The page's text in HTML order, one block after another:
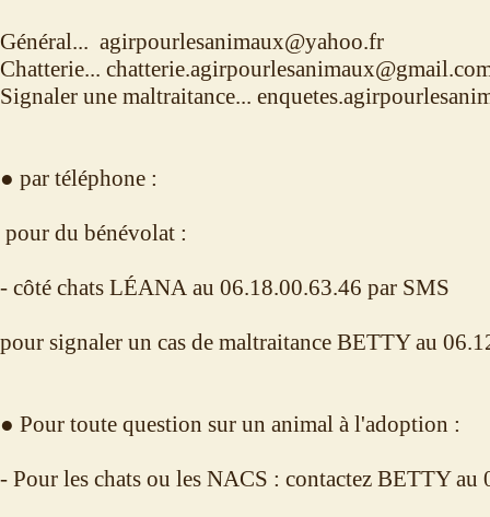
Général... agirpourlesanimaux@yahoo.fr
Chatterie...
Signaler une maltraitance...
● par téléphone :
pour du bénévolat :
- côté chats LÉANA au 06.18.00.63.46 par SMS
pour signaler un cas de maltraitance BETTY au
● Pour toute question sur un animal à l'adoption :
- Pour les chats ou les NACS : contactez BETTY